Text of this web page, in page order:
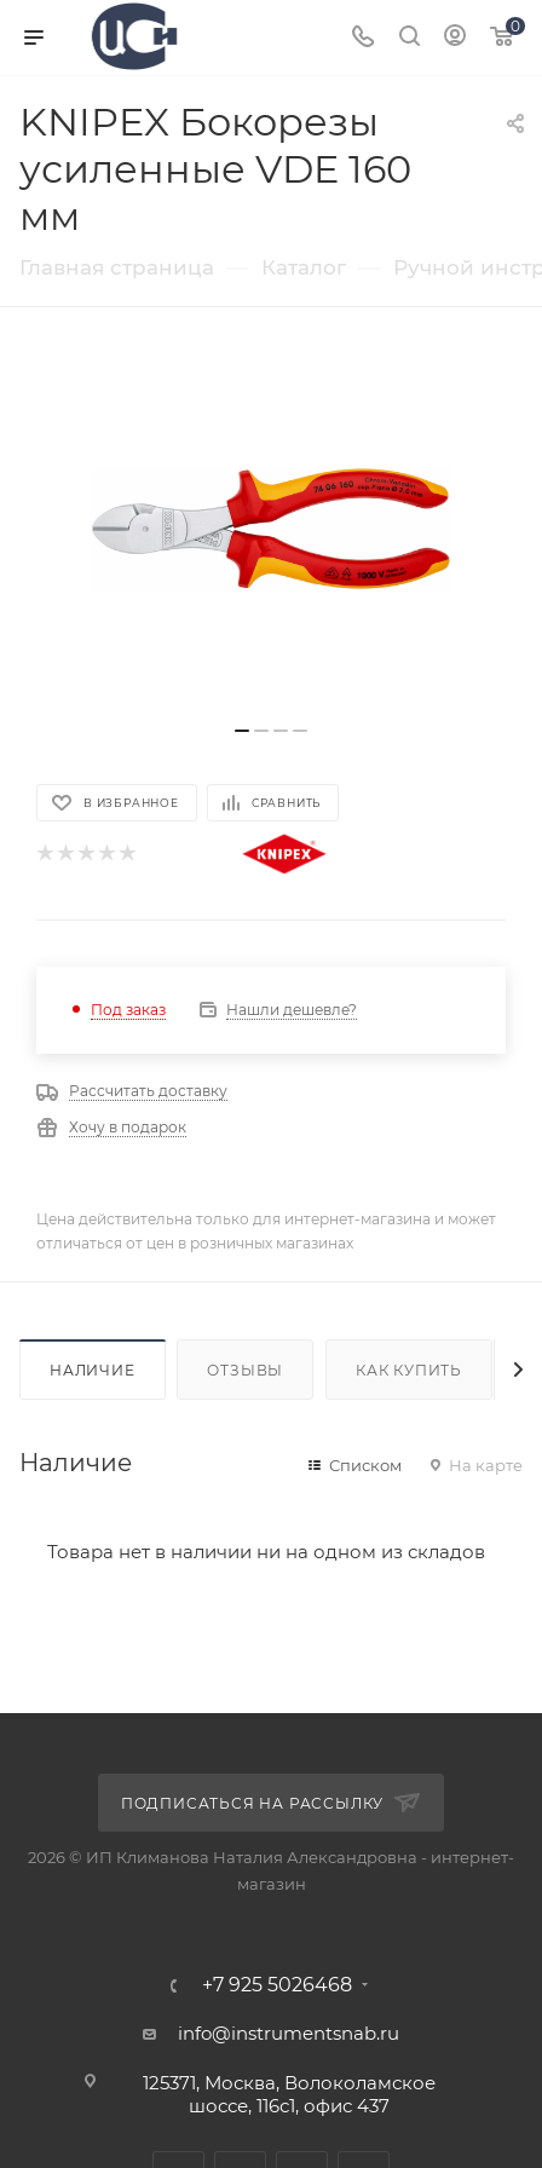
0
KNIPEX Бокорезы
усиленные VDE 160
мм
Главная страница Каталог Ручной
В ИЗБРАННОЕ СРАВНИТЬ
Под заказ Нашли дешевле?
Рассчитать доставку
Хочу в подарок
Цена действительна только для интернет-магазина и может
отличаться от цен в розничных магазинах
НАЛИЧИЕ ОТЗЫВЫ КАК КУПИТЬ
Наличие Списком На карте
Товара нет в наличии ни на одном из складов
ПОДПИСАТЬСЯ НА РАССЫЛКУ
2026 © ИП Климанова Наталия Александровна - интернет-
магазин
+7 925 5026468
info@instrumentsnab.ru
125371, Москва, Волоколамское
шоссе, 116с1, офис 437